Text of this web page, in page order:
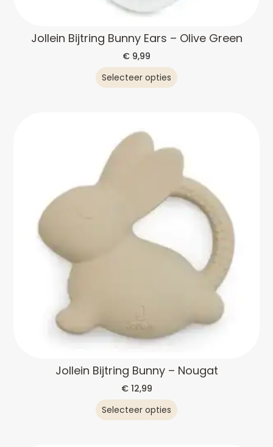
Jollein Bijtring Bunny Ears – Olive Green
€ 9,99
Selecteer opties
Jollein Bijtring Bunny – Nougat
€12,99
Selecteer opties